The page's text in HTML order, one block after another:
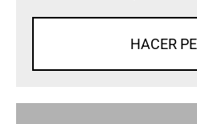
HACER